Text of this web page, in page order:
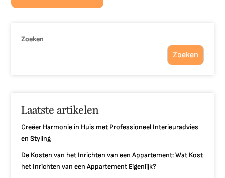
Zoeken
Zoeken
Laatste artikelen
Creëer Harmonie in Huis met Professioneel Interieuradvies
en Styling
De Kosten van het Inrichten van een Appartement: Wat Kost
het Inrichten van een Appartement Eigenlijk?